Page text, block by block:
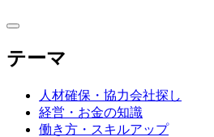
テーマ
人材確保・協力会社探し
経営・お金の知識
働き方・スキルアップ